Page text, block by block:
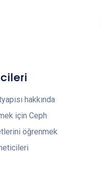
hakkında
için Ceph
öğrenmek